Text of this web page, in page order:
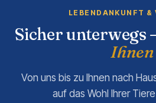
LEBENDANKUNFT &
Sicher unterwegs
Ihnen
Von uns bis zu Ihnen nach
auf das Wohl Ihrer